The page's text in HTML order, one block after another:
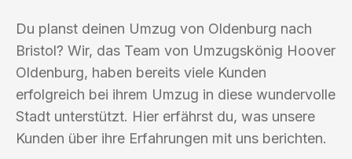
Du planst deinen Umzug von Oldenburg nach
Bristol? Wir, das Team von Umzugskönig Hoover
Oldenburg, haben bereits viele Kunden
erfolgreich bei ihrem Umzug in diese wundervolle
Stadt unterstützt. Hier erfährst du, was unsere
Kunden über ihre Erfahrungen mit uns berichten.